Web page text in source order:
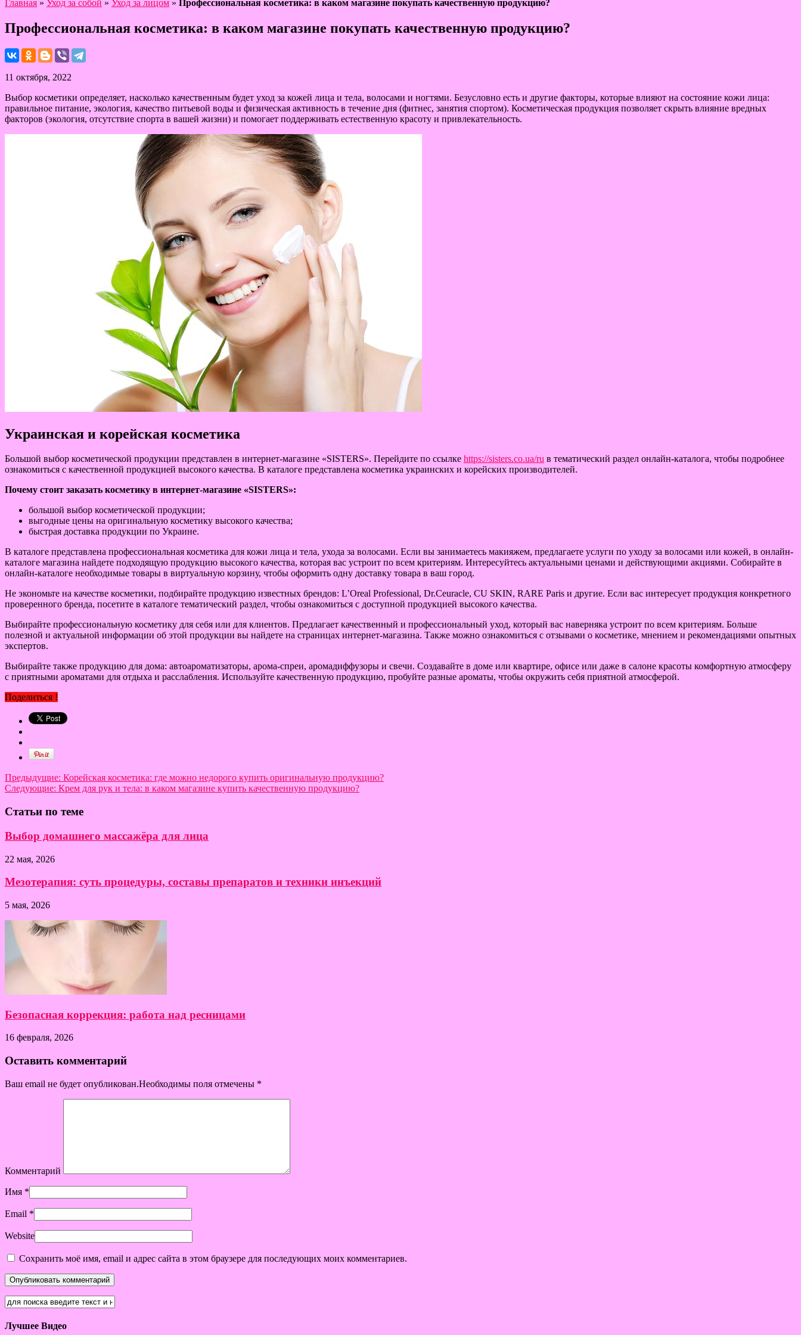
Главная » Уход за собой » Уход за лицом » Профессиональная косметика: в каком магазине покупать качественную продукцию?
Профессиональная косметика: в каком магазине покупать качественную продукцию?
11 октября, 2022
Выбор косметики определяет, насколько качественным будет уход за кожей лица и тела, волосами и ногтями. Безусловно есть и другие факторы, которые влияют на состояние кожи лица:
правильное питание, экология, качество питьевой воды и физическая активность в течение дня (фитнес, занятия спортом). Косметическая продукция позволяет скрыть влияние вредных
факторов (экология, отсутствие спорта в вашей жизни) и помогает поддерживать естественную красоту и привлекательность.
Украинская и корейская косметика
Большой выбор косметической продукции представлен в интернет-магазине «SISTERS». Перейдите по ссылке https://sisters.co.ua/ru в тематический раздел онлайн-каталога, чтобы подробнее
ознакомиться с качественной продукцией высокого качества. В каталоге представлена косметика украинских и корейских производителей.
Почему стоит заказать косметику в интернет-магазине «SISTERS»:
большой выбор косметической продукции;
выгодные цены на оригинальную косметику высокого качества;
быстрая доставка продукции по Украине.
В каталоге представлена профессиональная косметика для кожи лица и тела, ухода за волосами. Если вы занимаетесь макияжем, предлагаете услуги по уходу за волосами или кожей, в онлайн-
каталоге магазина найдете подходящую продукцию высокого качества, которая вас устроит по всем критериям. Интересуйтесь актуальными ценами и действующими акциями. Собирайте в
онлайн-каталоге необходимые товары в виртуальную корзину, чтобы оформить одну доставку товара в ваш город.
Не экономьте на качестве косметики, подбирайте продукцию известных брендов: L’Oreal Professional, Dr.Ceuracle, CU SKIN, RARE Paris и другие. Если вас интересует продукция конкретного
проверенного бренда, посетите в каталоге тематический раздел, чтобы ознакомиться с доступной продукцией высокого качества.
Выбирайте профессиональную косметику для себя или для клиентов. Предлагает качественный и профессиональный уход, который вас наверняка устроит по всем критериям. Больше
полезной и актуальной информации об этой продукции вы найдете на страницах интернет-магазина. Также можно ознакомиться с отзывами о косметике, мнением и рекомендациями опытных
экспертов.
Выбирайте также продукцию для дома: автоароматизаторы, арома-спреи, аромадиффузоры и свечи. Создавайте в доме или квартире, офисе или даже в салоне красоты комфортную атмосферу
с приятными ароматами для отдыха и расслабления. Используйте качественную продукцию, пробуйте разные ароматы, чтобы окружить себя приятной атмосферой.
Поделиться !
Предыдущие: Корейская косметика: где можно недорого купить оригинальную продукцию?
Следующие: Крем для рук и тела: в каком магазине купить качественную продукцию?
Статьи по теме
Выбор домашнего массажёра для лица
22 мая, 2026
Мезотерапия: суть процедуры, составы препаратов и техники инъекций
5 мая, 2026
Безопасная коррекция: работа над ресницами
16 февраля, 2026
Оставить комментарий
Ваш email не будет опубликован.Необходимы поля отмечены *
Комментарий
Имя *
Email *
Website
Сохранить моё имя, email и адрес сайта в этом браузере для последующих моих комментариев.
Лучшее Видео